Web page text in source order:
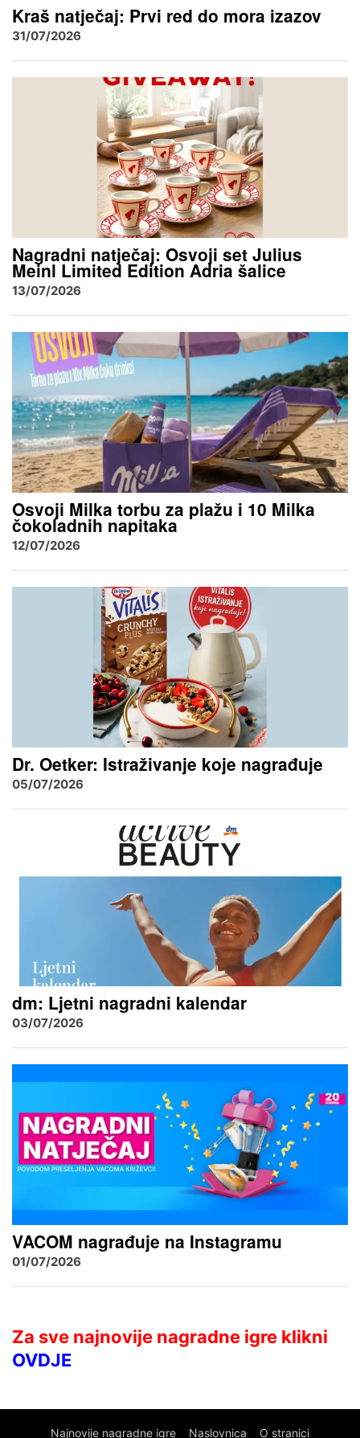
Kraš natječaj: Prvi red do mora izazov
31/07/2026
Nagradni natječaj: Osvoji set Julius
Meinl Limited Edition Adria šalice
13/07/2026
Osvoji Milka torbu za plažu i 10 Milka
čokoladnih napitaka
12/07/2026
Dr. Oetker: Istraživanje koje nagrađuje
05/07/2026
dm: Ljetni nagradni kalendar
03/07/2026
VACOM nagrađuje na Instagramu
01/07/2026
Za sve najnovije nagradne igre klikni
OVDJE
Najnovije nagradne igre Naslovnica O stranici